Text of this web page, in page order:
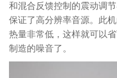
和混合反馈控制的震动调
保证了高分辨率音源。此
热量非常低，这样就可以
制造的噪音了。